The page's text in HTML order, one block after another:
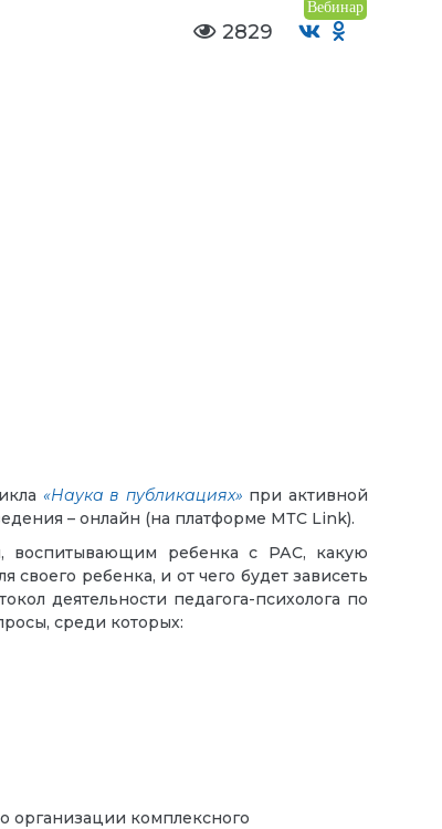
Вебинар
2829
«Наука в публикациях» при активной
– онлайн (на платформе МТС Link).
воспитывающим ребенка с РАС, какую
ребенка, и от чего будет зависеть
деятельности педагога-психолога по
среди которых:
организации комплексного